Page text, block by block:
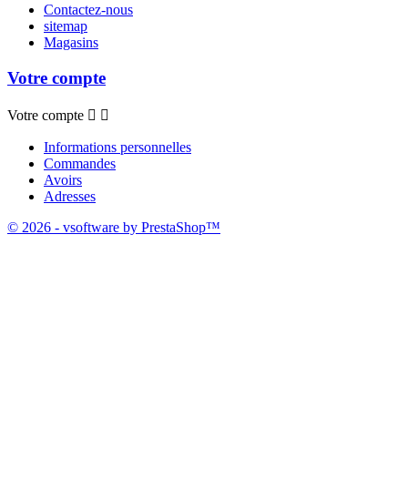
Contactez-nous
sitemap
Magasins
Votre compte
Votre compte  
Informations personnelles
Commandes
Avoirs
Adresses
© 2026 - vsoftware by PrestaShop™